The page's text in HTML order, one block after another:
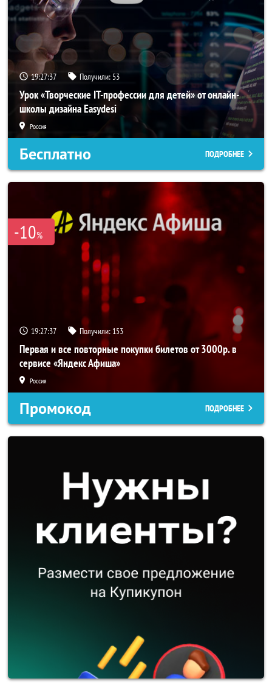
19:27:37 Получили: 53
Урок «Творческие IT-профессии для детей» от онлайн-
школы дизайна Easydesi
Россия
Бесплатно ПОДРОБНЕЕ
-10%
19:27:37 Получили: 153
Первая и все повторные покупки билетов от 3000р. в
сервисе «Яндекс Афиша»
Россия
Промокод ПОДРОБНЕЕ